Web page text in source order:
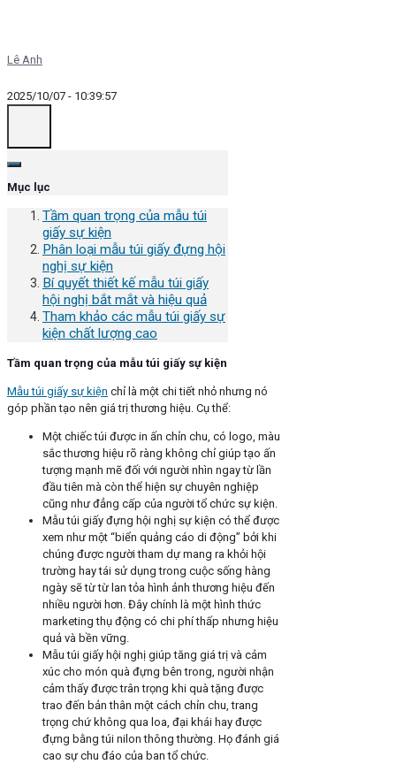
Lê Anh
2025/10/07 - 10:39:57
Mục lục
Tầm quan trọng của mẫu túi
giấy sự kiện
Phân loại mẫu túi giấy đựng hội
nghị sự kiện
Bí quyết thiết kế mẫu túi giấy
hội nghị bắt mắt và hiệu quả
Tham khảo các mẫu túi giấy sự
kiện chất lượng cao
Tầm quan trọng của mẫu túi giấy sự kiện
Mẫu túi giấy sự kiện chỉ là một chi tiết nhỏ nhưng nó
góp phần tạo nên giá trị thương hiệu. Cụ thể:
Một chiếc túi được in ấn chỉn chu, có logo, màu
sắc thương hiệu rõ ràng không chỉ giúp tạo ấn
tượng mạnh mẽ đối với người nhìn ngay từ lần
đầu tiên mà còn thể hiện sự chuyên nghiệp
cũng như đẳng cấp của người tổ chức sự kiện.
Mẫu túi giấy đựng hội nghị sự kiện có thể được
xem như một “biển quảng cáo di động” bởi khi
chúng được người tham dự mang ra khỏi hội
trường hay tái sử dụng trong cuộc sống hàng
ngày sẽ từ từ lan tỏa hình ảnh thương hiệu đến
nhiều người hơn. Đây chính là một hình thức
marketing thụ động có chi phí thấp nhưng hiệu
quả và bền vững.
Mẫu túi giấy hội nghị giúp tăng giá trị và cảm
xúc cho món quà đựng bên trong, người nhận
cảm thấy được trân trọng khi quà tặng được
trao đến bản thân một cách chỉn chu, trang
trọng chứ không qua loa, đại khái hay được
đựng bằng túi nilon thông thường. Họ đánh giá
cao sự chu đáo của ban tổ chức.